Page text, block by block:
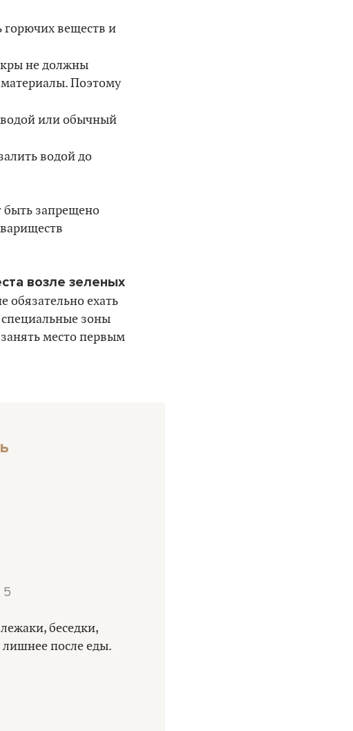
горючих веществ и
не должны
Поэтому
водой или обычный
водой до
быть запрещено
возле зеленых
обязательно ехать
зоны
место первым
беседки,
лишнее после еды.